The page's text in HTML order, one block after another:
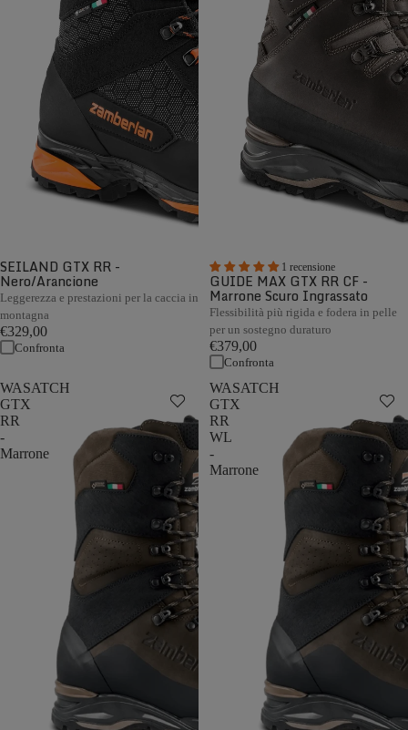
SEILAND GTX RR -
Nero/Arancione
Leggerezza e prestazioni per la caccia in
montagna
€329,00
Confronta
1 recensione
GUIDE MAX GTX RR CF -
Marrone Scuro Ingrassato
Flessibilità più rigida e fodera in pelle
per un sostegno duraturo
€379,00
Confronta
WASATCH
GTX
RR
-
Marrone
WASATCH
GTX
RR
WL
-
Marrone